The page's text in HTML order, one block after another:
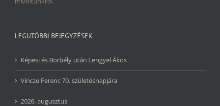
LEGUTÓBBI BEJEGYZÉSEK
Képesi és Borbély után Lengyel Ákos
Vincze Ferenc 70. születésnapjára
2026. augusztus